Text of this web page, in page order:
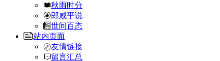
秋雨时分
郎咸平说
世间百态
站内页面
友情链接
留言汇总